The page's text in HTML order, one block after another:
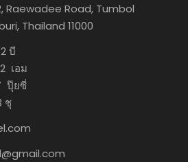
Raewadee Road, Tumbol
Thailand 11000
บี
เอม
ปุ๊ยซี่
ชุ